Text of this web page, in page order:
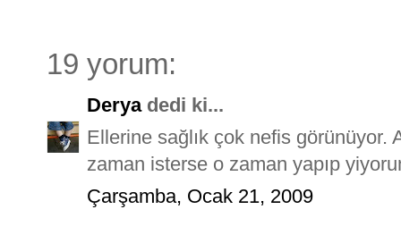
19 yorum:
Derya dedi ki...
Ellerine sağlık çok nefis görünüyor.
zaman isterse o zaman yapıp
Çarşamba, Ocak 21, 2009